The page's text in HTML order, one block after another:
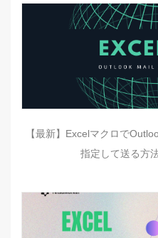
【最新】Excelマクロで
指定して送る方